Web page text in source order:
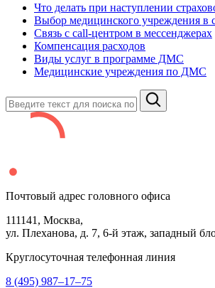
Что делать при наступлении
Выбор медицинского учреждения в
Связь с сall-центром в мессенджерах
Компенсация расходов
Виды услуг в программе ДМС
Медицинские учреждения по ДМС
Почтовый адрес головного офиса
111141 , Москва,
ул. Плеханова, д. 7, 6-й этаж, западный
Круглосуточная телефонная линия
8 (495) 987–17–75